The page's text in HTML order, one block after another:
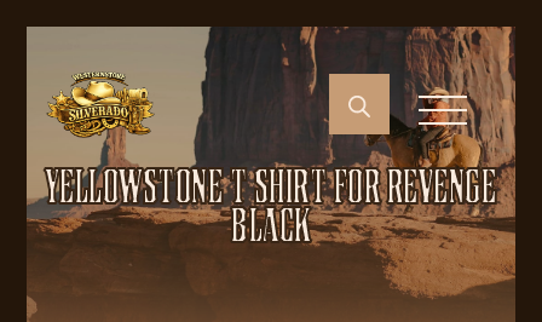
YELLOWSTONE T SHIRT FOR REVENGE
BLACK